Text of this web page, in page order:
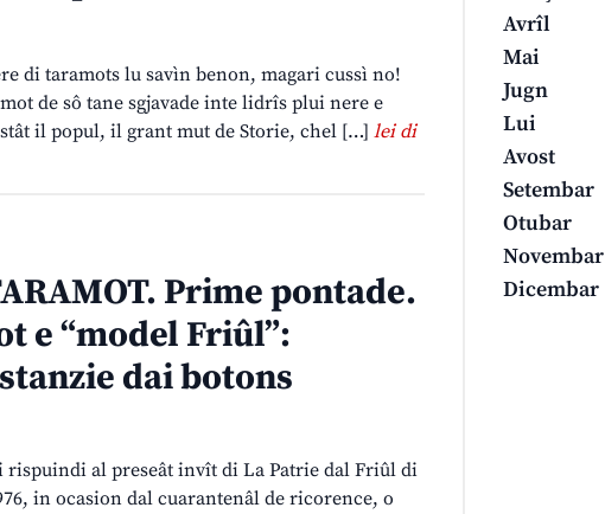
di taramots lu savìn benon, magari cussì no!
de sô tane sgjavade inte lidrîs plui nere e
il popul, il grant mut de Storie, chel […] lei di
Prime pontade.
e “model Friûl”:
dai botons
rispuindi al preseât invît di La Patrie dal Friûl di
in ocasion dal cuarantenâl de ricorence, o
Avrîl
Mai
Jugn
Lui
Avost
Setembar
Otubar
Novembar
Dicembar